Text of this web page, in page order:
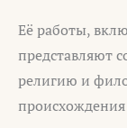
Её работы,
представляют
религию и
происхождения